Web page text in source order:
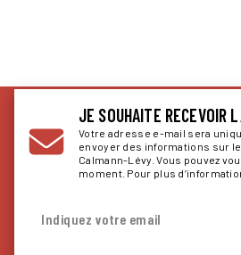
JE SOUHAITE RECEVOIR
Votre adresse e-mail sera
envoyer des informations sur
Calmann-Lévy. Vous pouvez
moment. Pour plus
Indiquez votre email